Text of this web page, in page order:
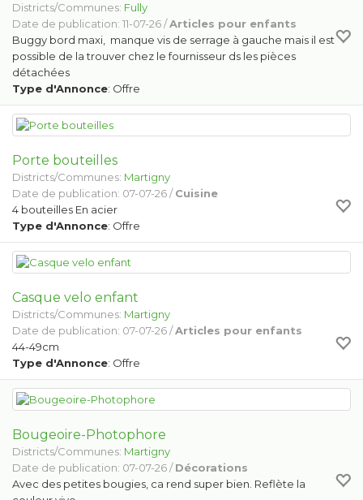
Districts/Communes: Fully
Date de publication: 11-07-26 /Articles pour enfants
Buggy bord maxi, manque vis de serrage à gauche mais il est
possible de la trouver chez le fournisseur ds les pièces
détachées
Type d'Annonce: Offre
Porte bouteilles
Districts/Communes: Martigny
Date de publication: 07-07-26 /Cuisine
4 bouteilles En acier
Type d'Annonce: Offre
Casque velo enfant
Districts/Communes: Martigny
Date de publication: 07-07-26 /Articles pour enfants
44-49cm
Type d'Annonce: Offre
Bougeoire-Photophore
Districts/Communes: Martigny
Date de publication: 07-07-26 /Décorations
Avec des petites bougies, ca rend super bien. Reflète la